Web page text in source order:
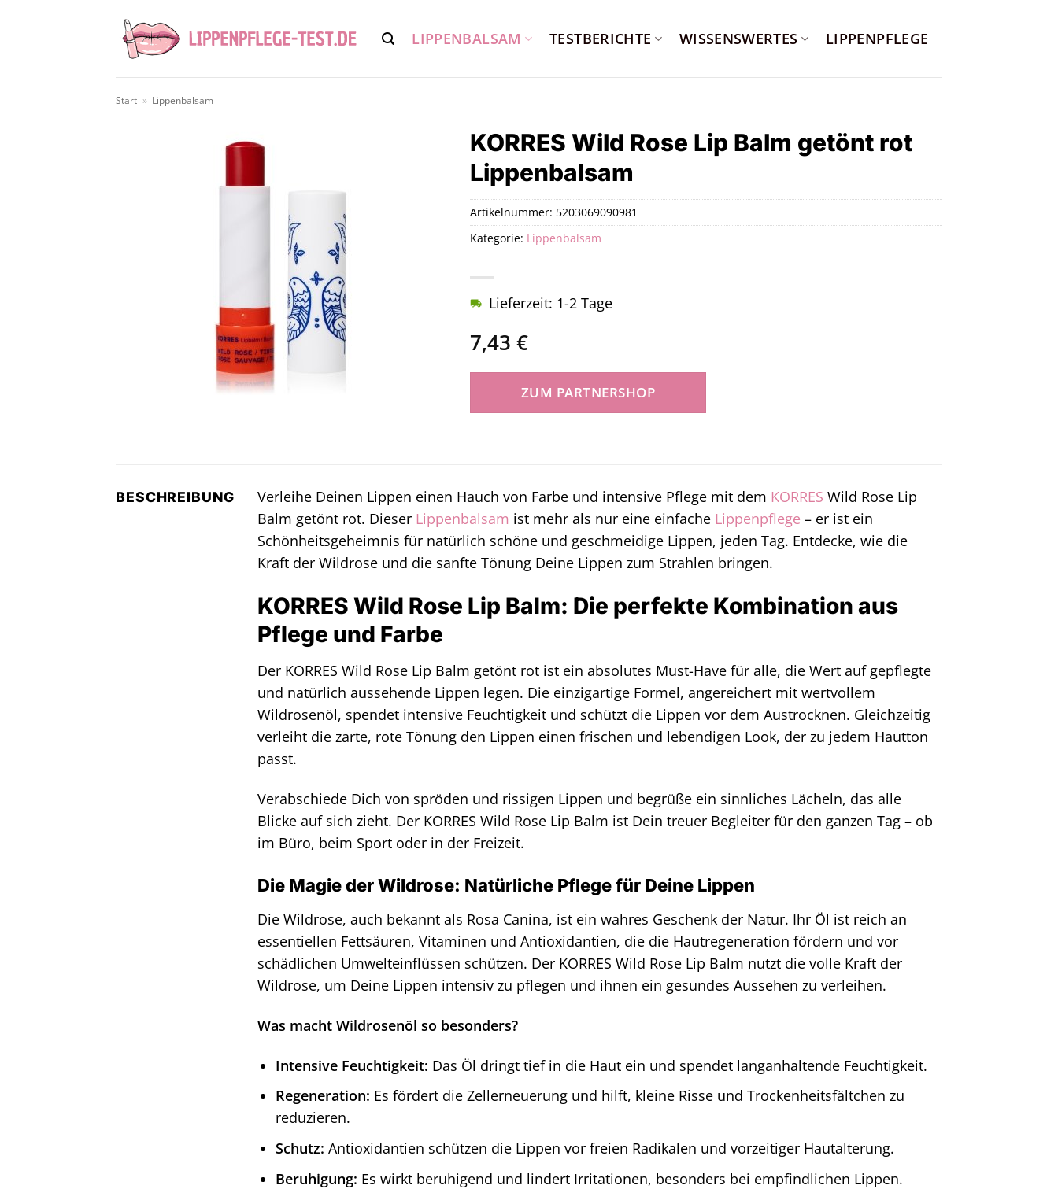
LIPPENBALSAM TESTBERICHTE WISSENSWERTES LIPPENPFLEGE
Start » Lippenbalsam
KORRES Wild Rose Lip Balm getönt rot
Lippenbalsam
7,43 €
Lieferzeit: 1-2 Tage
ZUM PARTNERSHOP
Artikelnummer: 5203069090981
Kategorie: Lippenbalsam
BESCHREIBUNG Verleihe Deinen Lippen einen Hauch von Farbe und intensive Pflege mit dem KORRES Wild Rose Lip
Balm getönt rot. Dieser Lippenbalsam ist mehr als nur eine einfache Lippenpflege – er ist ein
Schönheitsgeheimnis für natürlich schöne und geschmeidige Lippen, jeden Tag. Entdecke, wie die
Kraft der Wildrose und die sanfte Tönung Deine Lippen zum Strahlen bringen.
KORRES Wild Rose Lip Balm: Die perfekte Kombination aus
Pflege und Farbe
Der KORRES Wild Rose Lip Balm getönt rot ist ein absolutes Must-Have für alle, die Wert auf gepflegte
und natürlich aussehende Lippen legen. Die einzigartige Formel, angereichert mit wertvollem
Wildrosenöl, spendet intensive Feuchtigkeit und schützt die Lippen vor dem Austrocknen. Gleichzeitig
verleiht die zarte, rote Tönung den Lippen einen frischen und lebendigen Look, der zu jedem Hautton
passt.
Verabschiede Dich von spröden und rissigen Lippen und begrüße ein sinnliches Lächeln, das alle
Blicke auf sich zieht. Der KORRES Wild Rose Lip Balm ist Dein treuer Begleiter für den ganzen Tag – ob
im Büro, beim Sport oder in der Freizeit.
Die Magie der Wildrose: Natürliche Pflege für Deine Lippen
Die Wildrose, auch bekannt als Rosa Canina, ist ein wahres Geschenk der Natur. Ihr Öl ist reich an
essentiellen Fettsäuren, Vitaminen und Antioxidantien, die die Hautregeneration fördern und vor
schädlichen Umwelteinflüssen schützen. Der KORRES Wild Rose Lip Balm nutzt die volle Kraft der
Wildrose, um Deine Lippen intensiv zu pflegen und ihnen ein gesundes Aussehen zu verleihen.
Was macht Wildrosenöl so besonders?
Intensive Feuchtigkeit: Das Öl dringt tief in die Haut ein und spendet langanhaltende Feuchtigkeit.
Regeneration: Es fördert die Zellerneuerung und hilft, kleine Risse und Trockenheitsfältchen zu
reduzieren.
Schutz: Antioxidantien schützen die Lippen vor freien Radikalen und vorzeitiger Hautalterung.
Beruhigung: Es wirkt beruhigend und lindert Irritationen, besonders bei empfindlichen Lippen.